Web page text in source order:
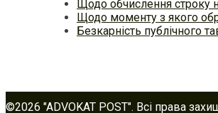
Щодо обчислення строку
Щодо моменту з якого
Безкарність публічного
©2026 "ADVOKAT POST". Всі права